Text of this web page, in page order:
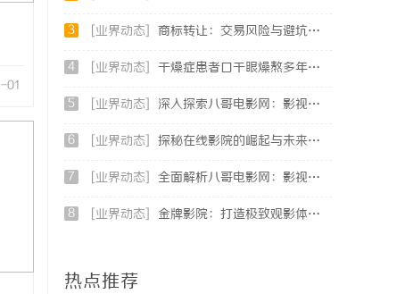
01
3 [业界动态] 商标转让：交易风险与避坑指南
4 [业界动态] 干燥症患者口干眼燥熬多年，一个周期缓过来？老中医：一张辨证方对症，身体找回津液
5 [业界动态] 深入探索八哥电影网：影视资源的宝库与用户体验的革新
6 [业界动态] 探秘在线影院的崛起与未来发展趋势分析
7 [业界动态] 全面解析八哥电影网：影视爱好者的天堂与资源宝库
8 [业界动态] 金牌影院：打造极致观影体验的专业平台
热点推荐